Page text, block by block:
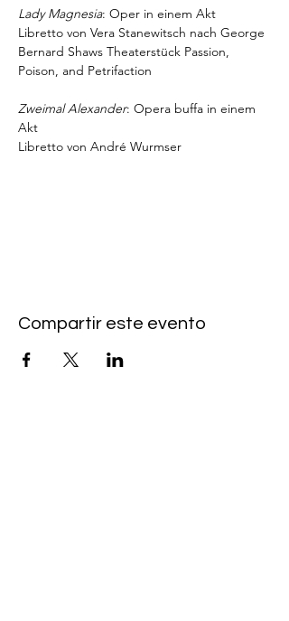
Lady Magnesia: Oper in einem Akt
Libretto von Vera Stanewitsch nach George
Bernard Shaws Theaterstück Passion,
Poison, and Petrifaction
Zweimal Alexander: Opera buffa in einem
Akt
Libretto von André Wurmser
Compartir este evento